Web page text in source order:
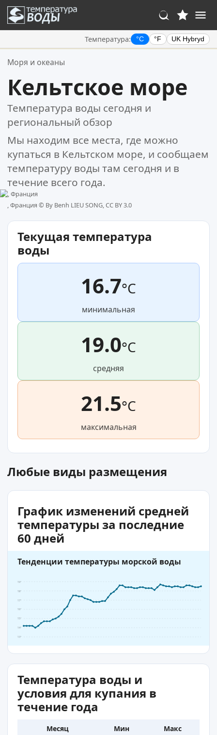
Температура: °C °F UK Hybryd
Ваше избранное:
Моря и океаны
Кельтское море
Температура воды сегодня и
региональный обзор
Мы находим все места, где можно
купаться в Кельтском море, и сообщаем
температуру воды там сегодня и в
течение всего года.
, Франция © By Benh LIEU SONG, CC BY 3.0
Текущая температура
воды
16.7°C
минимальная
19.0°C
средняя
21.5°C
максимальная
Любые виды размещения
График изменений средней
температуры за последние
60 дней
Тенденции температуры морской воды
13°
14°
15°
16°
17°
18°
19°
Температура воды и
условия для купания в
течение года
Месяц Мин
Макс